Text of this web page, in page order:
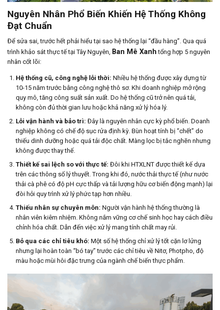
Nguyên Nhân Phổ Biến Khiến Hệ Thống Không
Đạt Chuẩn
Để sửa sai, trước hết phải hiểu tại sao hệ thống lại “đầu hàng”. Qua quá
trình khảo sát thực tế tại Tây Nguyên, Ban Mê Xanh tổng hợp 5 nguyên
nhân cốt lõi:
Hệ thống cũ, công nghệ lỗi thời: Nhiều hệ thống được xây dựng từ
10-15 năm trước bằng công nghệ thô sơ. Khi doanh nghiệp mở rộng
quy mô, tăng công suất sản xuất. Do hệ thống cũ trở nên quá tải,
không còn đủ thời gian lưu hoặc khả năng xử lý hóa lý.
Lỗi vận hành và bảo trì: Đây là nguyên nhân cực kỳ phổ biến. Doanh
nghiệp không có chế độ sục rửa định kỳ. Bùn hoạt tính bị “chết” do
thiếu dinh dưỡng hoặc quá tải độc chất. Màng lọc bị tắc nghẽn nhưng
không được thay thế.
Thiết kế sai lệch so với thực tế: Đôi khi HTXLNT được thiết kế dựa
trên các thông số lý thuyết. Trong khi đó, nước thải thực tế (như nước
thải cà phê có độ pH cực thấp và tải lượng hữu cơ biến động mạnh) lại
đòi hỏi quy trình xử lý phức tạp hơn nhiều.
Thiếu nhân sự chuyên môn: Người vận hành hệ thống thường là
nhân viên kiêm nhiệm. Không nắm vững cơ chế sinh học hay cách điều
chỉnh hóa chất. Dẫn đến việc xử lý mang tính chất may rủi.
Bỏ qua các chỉ tiêu khó: Một số hệ thống chỉ xử lý tốt cặn lơ lửng
nhưng lại hoàn toàn “bó tay” trước các chỉ tiêu về Nitơ, Photpho, độ
màu hoặc mùi hôi đặc trưng của ngành chế biến thực phẩm.